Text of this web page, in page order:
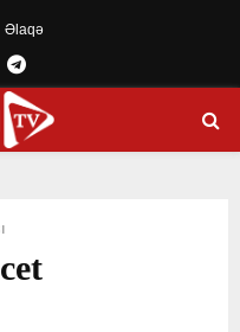
Əlaqə
Telegram